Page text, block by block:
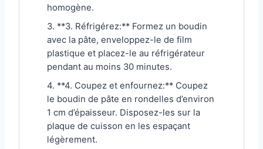
homogène.
3. **3. Réfrigérez:** Formez un boudin
avec la pâte, enveloppez-le de film
plastique et placez-le au réfrigérateur
pendant au moins 30 minutes.
4. **4. Coupez et enfournez:** Coupez
le boudin de pâte en rondelles d’environ
1 cm d’épaisseur. Disposez-les sur la
plaque de cuisson en les espaçant
légèrement.